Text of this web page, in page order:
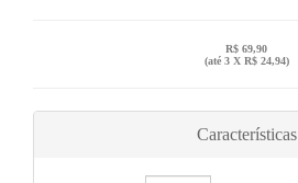
R$ 69,90
(até 3 X R$ 24,94)
Características